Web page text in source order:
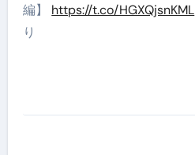
編】 https://t.co/HGXQjsnKML
り